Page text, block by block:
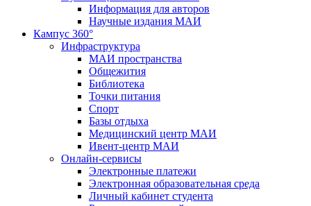
Информация для авторов
Научные издания МАИ
Кампус 360°
Инфраструктура
МАИ пространства
Общежития
Библиотека
Точки питания
Спорт
Базы отдыха
Медицинский центр МАИ
Ивент-центр МАИ
Онлайн-сервисы
Электронные платежи
Электронная образовательная среда
Личный кабинет студента